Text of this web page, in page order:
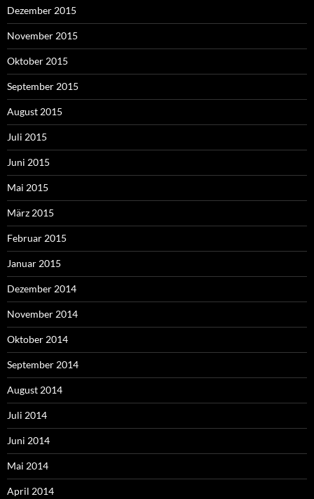
Dezember 2015
November 2015
Oktober 2015
September 2015
August 2015
Juli 2015
Juni 2015
Mai 2015
März 2015
Februar 2015
Januar 2015
Dezember 2014
November 2014
Oktober 2014
September 2014
August 2014
Juli 2014
Juni 2014
Mai 2014
April 2014